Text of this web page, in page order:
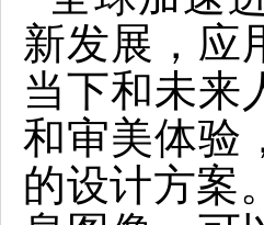
新发展，应
当下和未来
和审美体验
的设计方案